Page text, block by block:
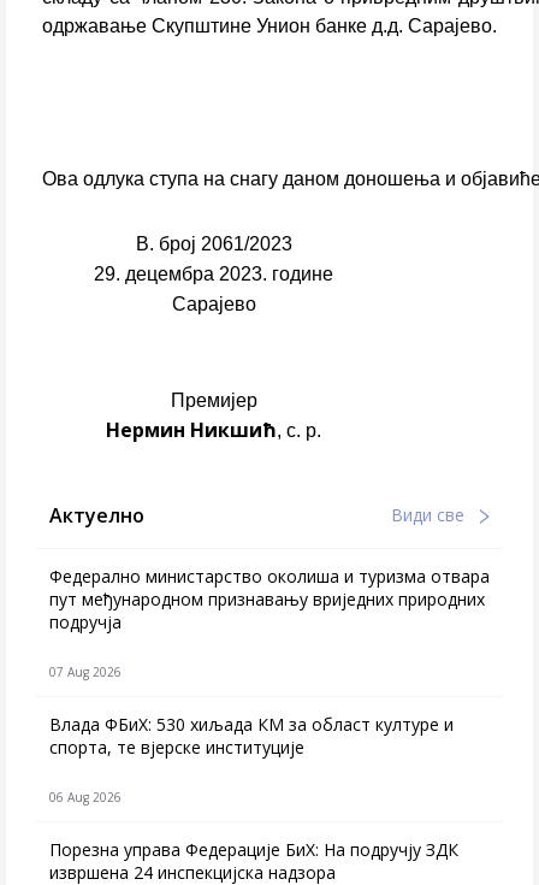
одржавање Скупштине Унион банке д.д. Сарајево.
Ова одлука ступа на снагу даном доношења и
В. број 2061/2023
29. децембра 2023. године
Сарајево
Премијер
Нермин Никшић, с. р.
Актуелно Види све
Федерално министарство околиша и туризма отвара
пут међународном признавању вриједних природних
подручја
07 Aug 2026
Влада ФБиХ: 530 хиљада КМ за област културе и
спорта, те вјерске институције
06 Aug 2026
Порезна управа Федерације БиХ: На подручју ЗДК
извршена 24 инспекцијска надзора